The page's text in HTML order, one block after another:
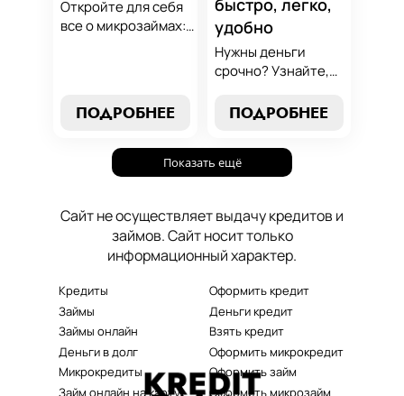
Откройте для себя
все о микрозаймах:
погашения. Наше
вашим надежным
помощником в мире
ПОДРОБНЕЕ
удобно
Нужны деньги
срочно? Узнайте,
срочный
без проверок и
длительного
проблем здесь и
сейчас.
ПОДРОБНЕЕ
Показать ещё
Сайт не осуществляет выдачу кредитов и
займов. Сайт носит только
информационный характер.
Кредиты
Займы
Займы онлайн
Деньги в долг
Микрокредиты
Займ онлайн на карту
Оформить кредит
Деньги кредит
Взять кредит
Оформить микрокредит
Оформить займ
Оформить микрозайм